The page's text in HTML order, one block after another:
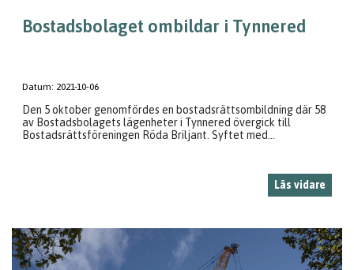
Bostadsbolaget ombildar i Tynnered
Datum: 2021-10-06
Den 5 oktober genomfördes en bostadsrättsombildning där 58
av Bostadsbolagets lägenheter i Tynnered övergick till
Bostadsrättsföreningen Röda Briljant. Syftet med...
Läs vidare